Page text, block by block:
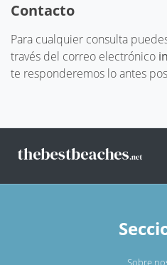
Contacto
Para cualquier consulta
través del correo electrónico
te responderemos lo antes
Sobre